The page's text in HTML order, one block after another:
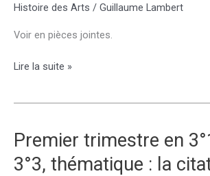
Histoire des Arts / Guillaume Lambert
Voir en pièces jointes.
Deuxième
arts,
3°1,
3°2
Lire la suite »
Premier trimestre en
3°3, thématique : la